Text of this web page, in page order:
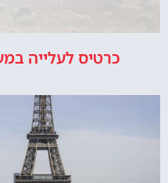
כרטיס לעלייה